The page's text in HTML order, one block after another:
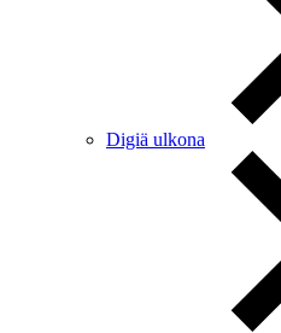
Digiä ulkona